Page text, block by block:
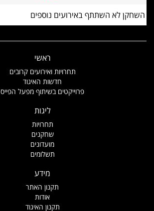
השחקן לא השתתף באירועים נוספים
ראשי
תחרויות ואירועים קרובים
חדשות האיגוד
פרוייקטים בשיתוף מפעל הפייס
ליגות
תחרויות
שחקנים
מועדונים
תשלומים
מידע
תקנון האתר
אודות
תקנון האיגוד